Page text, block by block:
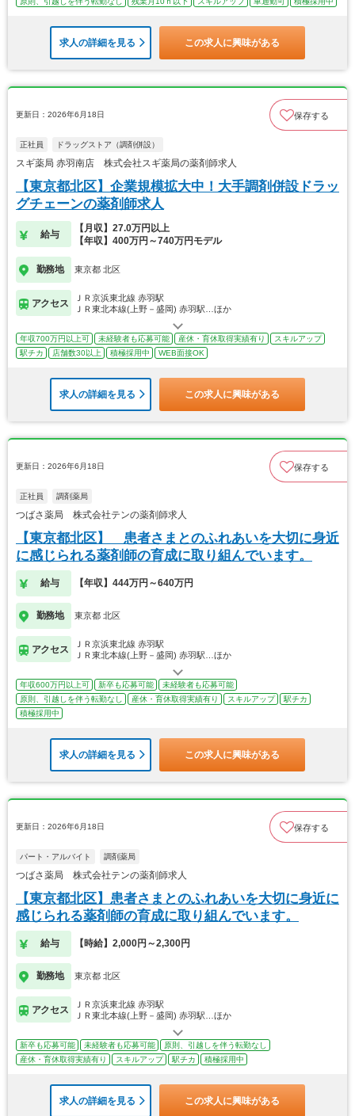
求人の詳細を見る この求人に興味がある
更新日：2026年6月18日 保存する
正社員 ドラッグストア（調剤併設）
スギ薬局 赤羽南店 株式会社スギ薬局の薬剤師求人
【東京都北区】企業規模拡大中！大手調剤併設ドラッ
グチェーンの薬剤師求人
給与
【月収】27.0万円以上
【年収】400万円～740万円モデル
勤務地 東京都 北区
アクセス
ＪＲ京浜東北線 赤羽駅
ＪＲ東北本線(上野－盛岡) 赤羽駅…ほか
年収700万円以上可 未経験者も応募可能 産休・育休取得実績有り
スキルアップ
駅チカ
店舗数30以上 積極採用中 WEB面接OK
求人の詳細を見る この求人に興味がある
更新日：2026年6月18日 保存する
正社員 調剤薬局
つばさ薬局 株式会社テンの薬剤師求人
【東京都北区】 患者さまとのふれあいを大切に身近
に感じられる薬剤師の育成に取り組んでいます。
給与 【年収】444万円～640万円
勤務地 東京都 北区
アクセス
ＪＲ京浜東北線 赤羽駅
ＪＲ東北本線(上野－盛岡) 赤羽駅…ほか
年収600万円以上可 新卒も応募可能
未経験者も応募可能
原則、引越しを伴う転勤なし
産休・育休取得実績有り スキルアップ
駅チカ
積極採用中
求人の詳細を見る この求人に興味がある
更新日：2026年6月18日 保存する
パート・アルバイト 調剤薬局
つばさ薬局 株式会社テンの薬剤師求人
【東京都北区】患者さまとのふれあいを大切に身近に
感じられる薬剤師の育成に取り組んでいます。
給与 【時給】2,000円～2,300円
勤務地 東京都 北区
アクセス
ＪＲ京浜東北線 赤羽駅
ＪＲ東北本線(上野－盛岡) 赤羽駅…ほか
新卒も応募可能 未経験者も応募可能
原則、引越しを伴う転勤なし
産休・育休取得実績有り
スキルアップ 駅チカ 積極採用中
求人の詳細を見る この求人に興味がある